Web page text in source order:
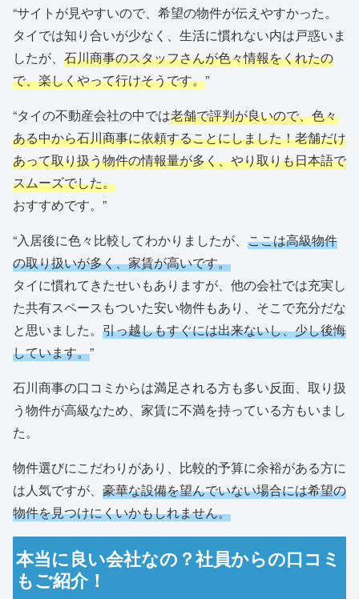
“サイトが見やすいので、希望の物件が伝えやすかった。
タイでは知り合いが少なく、生活に慣れない内は戸惑いま
したが、 石川商事のスタッフさんが色々情報をくれたの
で、楽しくやって行けそうです。”
“タイの不動産会社の中では老舗で評判が良いので、色々
ある中から石川商事に依頼することにしました！老舗だけ
あって取り扱う物件の情報量が多く、やり取りも日本語で
スムーズでした。
おすすめです。”
“入居後に色々比較してわかりましたが、 ここは高級物件
の取り扱いが多く、家賃が高いです。
タイに慣れてきたせいもありますが、他の会社では充実し
た共有スペースもついた安い物件もあり、そこで充分だな
と思いました。 引っ越しもすぐには出来ないし、少し後悔
しています。”
石川商事の口コミからは満足される方も多い反面、取り扱
う物件が高級なため、家賃に不満を持っている方もいまし
た。
物件選びにこだわりがあり、比較的予算に余裕がある方に
は人気ですが、 豪華な設備を望んでいない場合には希望の
物件を見つけにくいかもしれません。
本当に良い会社なの？社員からの口コミ
もご紹介！